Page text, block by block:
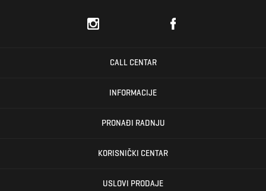
CALL CENTAR
INFORMACIJE
PRONAĐI RADNJU
KORISNIČKI CENTAR
USLOVI PRODAJE